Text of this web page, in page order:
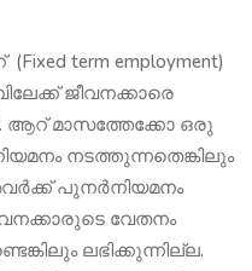
term employment)
ജീവനക്കാരെ
ആറ് മാസത്തേക്കോ ഒരു
നടത്തുന്നതെങ്കിലും
പുനർനിയമനം
വേതനം
ലഭിക്കുന്നില്ല.